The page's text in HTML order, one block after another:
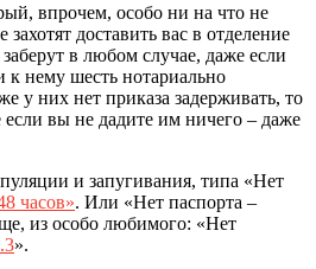
впрочем, особо ни на что не
доставить вас в отделение
в любом случае, даже если
к нему шесть нотариально
у них нет приказа задерживать, то
если вы не дадите им ничего – даже
и запугивания, типа «Нет
часов». Или «Нет паспорта –
из особо любимого: «Нет
».